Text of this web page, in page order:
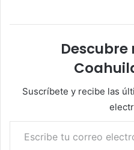
Descubre
Suscríbete y recibe las
Escribe tu correo electrónico…